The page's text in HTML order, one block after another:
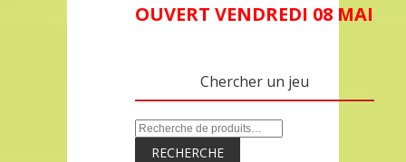
OUVERT VENDREDI 08 MAI
Chercher un jeu
RECHERCHE